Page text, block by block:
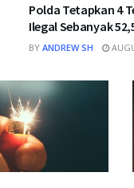
Polda Tetapkan 4
Ilegal Sebanyak
BY ANDREW SH